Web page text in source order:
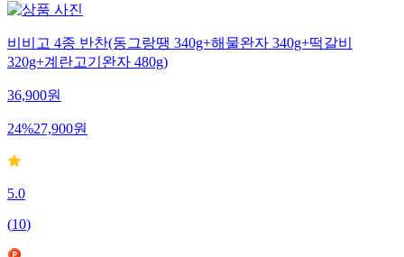
비비고 4종 반찬(동그랑땡 340g+해물완자 340g+떡갈비
320g+계란고기완자 480g)
36,900원
24%27,900원
5.0
(10)